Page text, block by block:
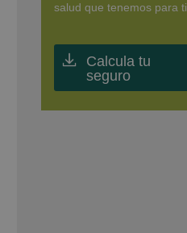
salud que tenemos para ti.
Calcula tu
seguro